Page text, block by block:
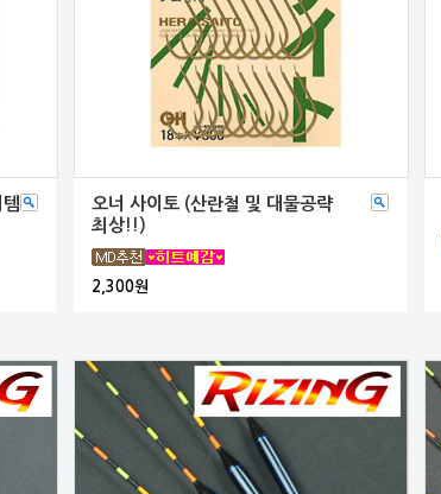
오너 사이토 (산란철 및 대물공략
최상!!)
2,300원